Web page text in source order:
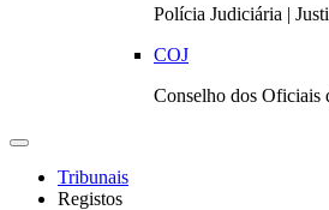
Polícia Judiciária |
COJ
Conselho dos Oficiais
Toggle
navigationTribunais
Registos